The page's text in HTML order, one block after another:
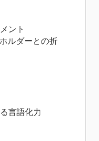
ント
ルダーとの折
言語化力